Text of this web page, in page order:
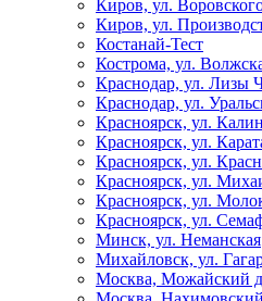
Киров, ул.
Киров, ул.
Костанай-Тест
Кострома, ул.
Краснодар, ул. Лизы
Краснодар, ул.
Красноярск, ул.
Красноярск, ул.
Красноярск, ул.
Красноярск, ул.
Красноярск, ул.
Красноярск, ул.
Минск, ул. Неманская
Михайловск, ул.
Москва, Можайский